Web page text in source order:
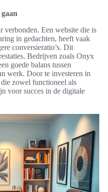
Een website die is
in gedachten, heeft vaak
conversieratio’s. Dit
Bedrijven zoals Onyx
goede balans tussen
werk. Door te investeren in
zowel functioneel als
voor succes in de digitale